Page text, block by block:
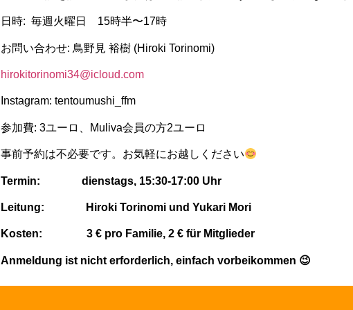
日時: 毎週火曜日 15時半〜17時
お問い合わせ: 鳥野見 裕樹(Hiroki Torinomi)
hirokitorinomi34@icloud.com
Instagram: tentoumushi_ffm
参加費: 3ユーロ、 Muliva会員の方2ユーロ
事前予約は不必要です。お気軽にお越しください
Termin: dienstags, 15:30-17:00 Uhr
Leitung: Hiroki Torinomi und Yukari Mori
Kosten: 3 € pro Familie, 2 € für Mitglieder
Anmeldung ist nicht erforderlich, einfach vorbeikommen 😉